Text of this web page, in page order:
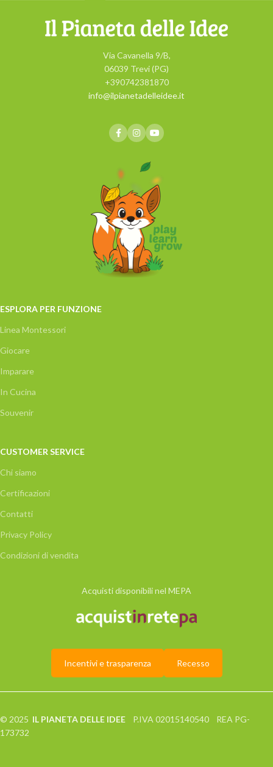
Via Cavanella 9/B,
06039 Trevi (PG)
+390742381870
info@ilpianetadelleidee.it
ESPLORA PER FUNZIONE
Linea Montessori
Giocare
Imparare
In Cucina
Souvenir
CUSTOMER SERVICE
Chi siamo
Certificazioni
Contatti
Privacy Policy
Condizioni di vendita
Acquisti disponibili nel MEPA
Incentivi e trasparenza Recesso
© 2025 IL PIANETA DELLE IDEE P.IVA 02015140540 REA PG-
173732